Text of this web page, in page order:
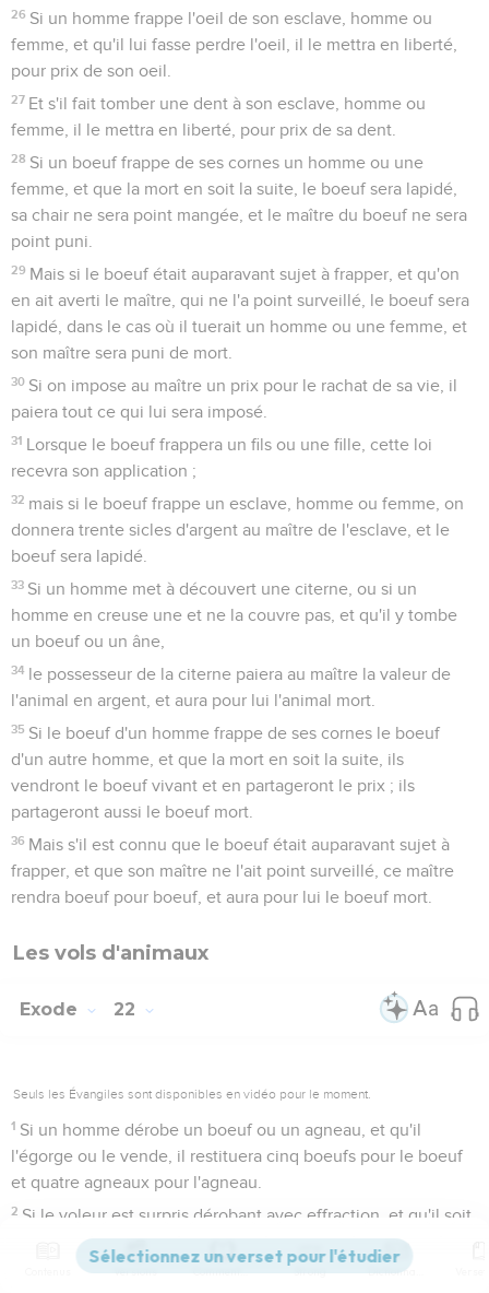
26 Si un homme frappe l'oeil de son esclave, homme ou
femme, et qu'il lui fasse perdre l'oeil, il le mettra en liberté,
pour prix de son oeil.
27 Et s'il fait tomber une dent à son esclave, homme ou
femme, il le mettra en liberté, pour prix de sa dent.
28 Si un boeuf frappe de ses cornes un homme ou une
femme, et que la mort en soit la suite, le boeuf sera lapidé,
sa chair ne sera point mangée, et le maître du boeuf ne sera
point puni.
29 Mais si le boeuf était auparavant sujet à frapper, et qu'on
en ait averti le maître, qui ne l'a point surveillé, le boeuf sera
lapidé, dans le cas où il tuerait un homme ou une femme, et
son maître sera puni de mort.
30 Si on impose au maître un prix pour le rachat de sa vie, il
paiera tout ce qui lui sera imposé.
31 Lorsque le boeuf frappera un fils ou une fille, cette loi
recevra son application ;
32 mais si le boeuf frappe un esclave, homme ou femme, on
donnera trente sicles d'argent au maître de l'esclave, et le
boeuf sera lapidé.
33 Si un homme met à découvert une citerne, ou si un
homme en creuse une et ne la couvre pas, et qu'il y tombe
un boeuf ou un âne,
34 le possesseur de la citerne paiera au maître la valeur de
l'animal en argent, et aura pour lui l'animal mort.
35 Si le boeuf d'un homme frappe de ses cornes le boeuf
d'un autre homme, et que la mort en soit la suite, ils
vendront le boeuf vivant et en partageront le prix ; ils
partageront aussi le boeuf mort.
36 Mais s'il est connu que le boeuf était auparavant sujet à
frapper, et que son maître ne l'ait point surveillé, ce maître
rendra boeuf pour boeuf, et aura pour lui le boeuf mort.
Les vols d'animaux
Exode 22
Seuls les Évangiles sont disponibles en vidéo pour le moment.
1 Si un homme dérobe un boeuf ou un agneau, et qu'il
l'égorge ou le vende, il restituera cinq boeufs pour le boeuf
et quatre agneaux pour l'agneau.
2 Si le voleur est surpris dérobant avec effraction, et qu'il soit
frappé et meure, on ne sera point coupable de meurtre
envers lui ;
Versions Commentaires Strong